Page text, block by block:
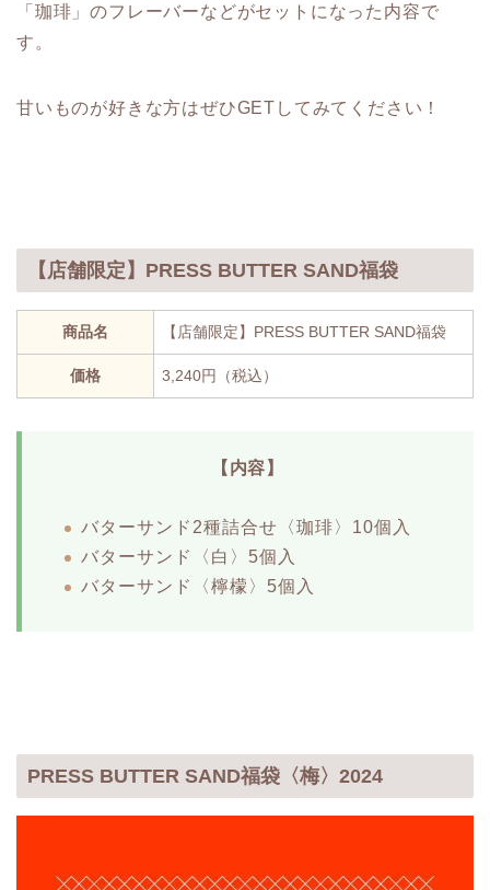
「珈琲」のフレーバーなどがセットになった内容で
す。
甘いものが好きな方はぜひGETしてみてください！
【店舗限定】PRESS BUTTER SAND福袋
商品名 【店舗限定】PRESS BUTTER SAND福袋
価格 3,240円（税込）
【内容】
バターサンド2種詰合せ〈珈琲〉10個入
バターサンド〈白〉5個入
バターサンド〈檸檬〉5個入
PRESS BUTTER SAND福袋〈梅〉2024